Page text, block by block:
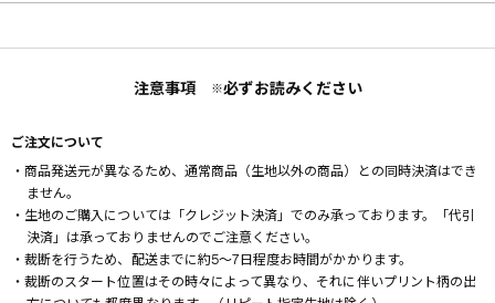
注意事項 ※必ずお読みください
ご注文について
・商品発送元が異なるため、通常商品（生地以外の商品）との同時決済はでき
ません。
・生地のご購入については「クレジット決済」でのみ承っております。「代引
決済」は承っておりませんのでご注意ください。
・裁断を行うため、配送までに約5～7日程度お時間がかかります。
・裁断のスタート位置はその時々によって異なり、それに伴いプリント柄の出